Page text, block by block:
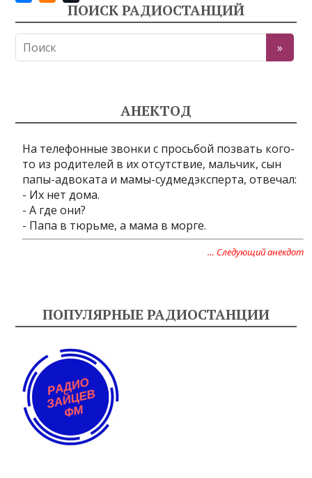
ПОИСК РАДИОСТАНЦИЙ
АНЕКТОД
На телефонные звонки с просьбой позвать кого-
то из родителей в их отсутствие, мальчик, сын
папы-адвоката и мамы-судмедэксперта, отвечал:
- Их нет дома.
- А где они?
- Папа в тюрьме, а мама в морге.
… Следующий анекдот
ПОПУЛЯРНЫЕ РАДИОСТАНЦИИ